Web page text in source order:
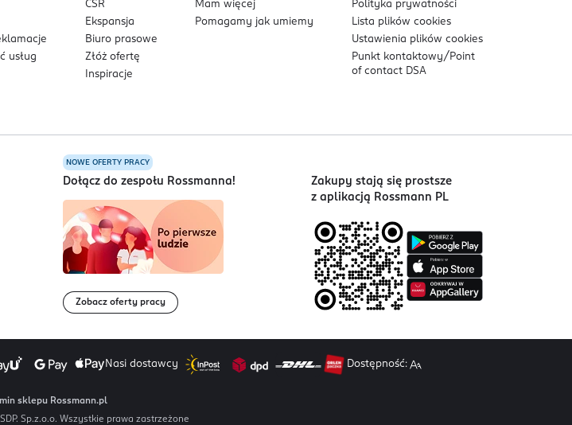
usług
CSR
Ekspansja
Biuro prasowe
Złóż ofertę
Inspiracje
Mam więcej
Pomagamy jak umiemy
Polityka prywatności
Lista plikówcookies
Ustawienia plikówcookies
Punkt kontaktowy/ Point
of contact DSA
NOWE OFERTY PRACY
Dołącz do zespołu Rossmanna!
Zobacz oferty pracy
Zakupy stają się prostsze
z aplikacją Rossmann PL
Nasi dostawcy Dostępność:
sklepu Rossmann.pl
Sp.z.o.o. Wszystkie prawa zastrzeżone